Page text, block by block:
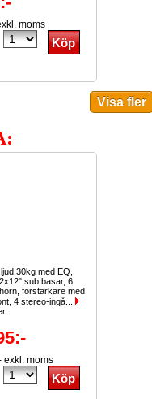
moms
30kg med EQ,
sub basar, 6
förstärkare med
4 stereo-ingå...
exkl. moms